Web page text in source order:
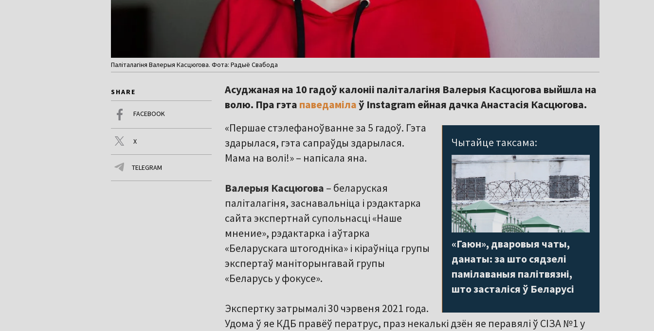
Паліталагіня Валерыя Касцюгова. Фота: Радыё Свабода
SHARE
FACEBOOK
X
TELEGRAM
Асуджаная на 10 гадоў калоніі паліталагіня Валерыя Касцюгова выйшла на
волю. Пра гэта паведамілаў Instagram ейная дачка Анастасія Касцюгова.
Чытайце таксама:
«Гаюн», дваровыя чаты,
данаты: за што сядзелі
памілаваныя палітвязні,
што засталіся ў Беларусі
«Першае стэлефаноўванне за 5 гадоў. Гэта
здарылася, гэта сапраўды здарылася.
Мама на волі!» – напісала яна.
Валерыя Касцюгова – беларуская
паліталагіня, заснавальніца і рэдактарка
сайта экспертнай супольнасці «Наше
мнение», рэдактарка і аўтарка
«Беларускага штогодніка» і кіраўніца групы
экспертаў маніторынгавай групы
«Беларусь у фокусе».
Экспертку затрымалі 30 чэрвеня 2021 года.
Удома ў яе КДБ правёў ператрус, праз некалькі дзён яе перавялі ў СІЗА №1 у